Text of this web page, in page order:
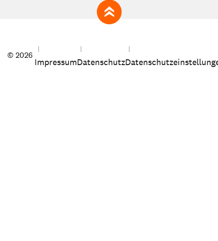
zum Seitenanfang
© 2026
ImpressumDatenschutz